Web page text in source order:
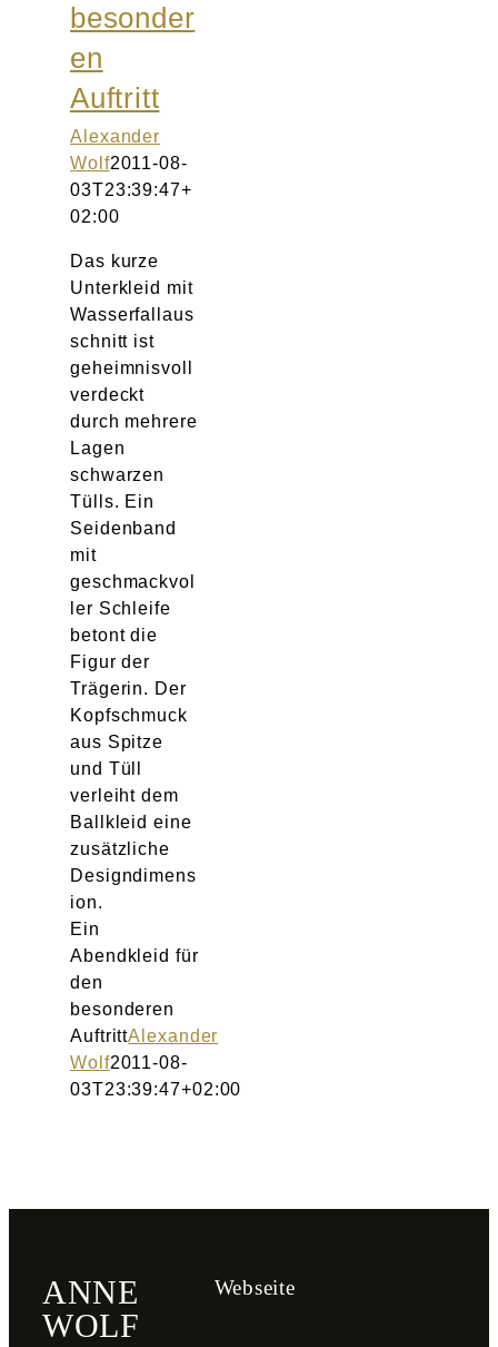
besonder
en
Auftritt
Alexander
Wolf2011-08-
03T23:39:47+
02:00
Das kurze
Unterkleid mit
Wasserfallaus
schnitt ist
geheimnisvoll
verdeckt
durch mehrere
Lagen
schwarzen
Tülls. Ein
Seidenband
mit
geschmackvol
ler Schleife
betont die
Figur der
Trägerin. Der
Kopfschmuck
aus Spitze
und Tüll
verleiht dem
Ballkleid eine
zusätzliche
Designdimens
ion.
Ein
Abendkleid für
den
besonderen
AuftrittAlexander
Wolf2011-08-
03T23:39:47+02:00
ANNE
WOLF
Webseite